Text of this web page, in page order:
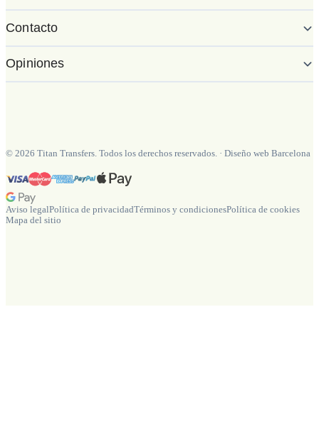
Contacto
Opiniones
© 2026 Titan Transfers. Todos los derechos reservados. · Diseño web Barcelona
Aviso legalPolítica de privacidadTérminos y condicionesPolítica de cookies
Mapa del sitio